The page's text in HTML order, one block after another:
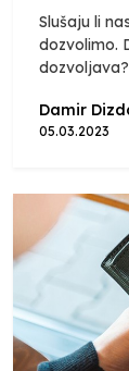
Slušaju li
dozvolimo.
dozvoljava?
Damir
05.03.2023